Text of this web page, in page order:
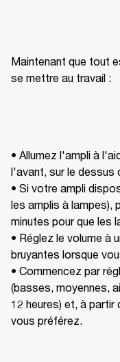
Maintenant que tout
se mettre au travail :
• Allumez l'ampli à
l'avant, sur le dessus
• Si votre ampli
les amplis à
minutes pour que les
• Réglez le volume à
bruyantes lorsque
• Commencez par
(basses, moyennes,
12 heures) et, à partir
vous préférez.